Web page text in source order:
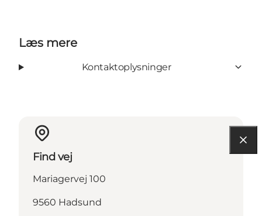
Læs mere
Kontaktoplysninger
Find vej
Mariagervej 100
9560 Hadsund